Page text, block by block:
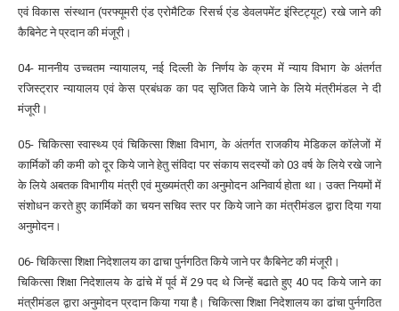
एवं विकास संस्थान (परफ्यूमरी एंड एरोमैटिक रिसर्च एंड डेवलपमेंट इंस्टिट्यूट) रखे जाने की
कैबिनेट ने प्रदान की मंजूरी।
04- माननीय उच्चतम न्यायालय, नई दिल्ली के निर्णय के क्रम में न्याय विभाग के अंतर्गत
रजिस्ट्रार न्यायालय एवं केस प्रबंधक का पद सृजित किये जाने के लिये मंत्रीमंडल ने दी
मंजूरी।
05- चिकित्सा स्वास्थ्य एवं चिकित्सा शिक्षा विभाग, के अंतर्गत राजकीय मेडिकल कॉलेजों में
कार्मिकों की कमी को दूर किये जाने हेतु संविदा पर संकाय सदस्यों को 03 वर्ष के लिये रखे जाने
के लिये अबतक विभागीय मंत्री एवं मुख्यमंत्री का अनुमोदन अनिवार्य होता था। उक्त नियमों में
संशोधन करते हुए कार्मिकों का चयन सचिव स्तर पर किये जाने का मंत्रीमंडल द्वारा दिया गया
अनुमोदन।
06- चिकित्सा शिक्षा निदेशालय का ढाचा पुर्नगठित किये जाने पर कैबिनेट की मंजूरी।
चिकित्सा शिक्षा निदेशालय के ढांचे में पूर्व में 29 पद थे जिन्हें बढाते हुए 40 पद किये जाने का
मंत्रीमंडल द्वारा अनुमोदन प्रदान किया गया है। चिकित्सा शिक्षा निदेशालय का ढांचा पुर्नगठित